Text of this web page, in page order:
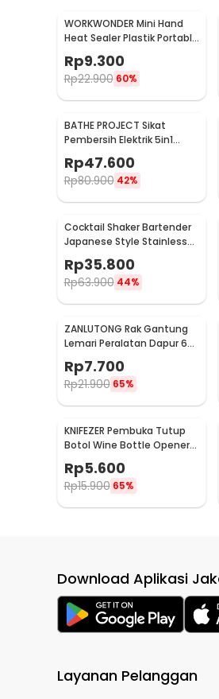
WORKWONDER Mini Hand
Heat Sealer Plastik Portable
Baterai AA - LX2000A
Rp9.300
Rp22.900 60%
BATHE PROJECT Sikat
Pembersih Elektrik 5in1
Magic Brush Rechargeable
- WQ8110
Rp47.600
Rp80.900 42%
Cocktail Shaker Bartender
Japanese Style Stainless
Steel 200ml
Rp35.800
Rp63.900 44%
ZANLUTONG Rak Gantung
Lemari Peralatan Dapur 6
Rp7.700
Rp21.900 65%
KNIFEZER Pembuka Tutup
Botol Wine Bottle Opener
Stainless Steel - WS01
Rp5.600
Rp15.900 65%
Download Aplikasi
Layanan Pelanggan